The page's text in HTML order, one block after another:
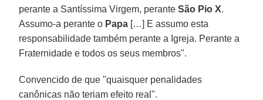
perante a Santíssima Virgem, peranteSão Pio X.
Assumo-a perante o Papa […] E assumo esta
responsabilidade também perante a Igreja. Perante a
Fraternidade e todos os seus membros".
Convencido de que "quaisquer penalidades
canônicas não teriam efeito real".